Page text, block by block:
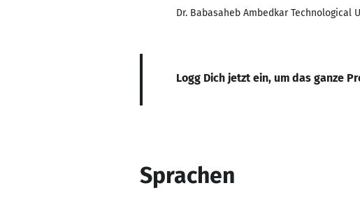
Dr. Babasaheb Ambedkar Technological
Logg Dich jetzt ein, um das ganze
Sprachen